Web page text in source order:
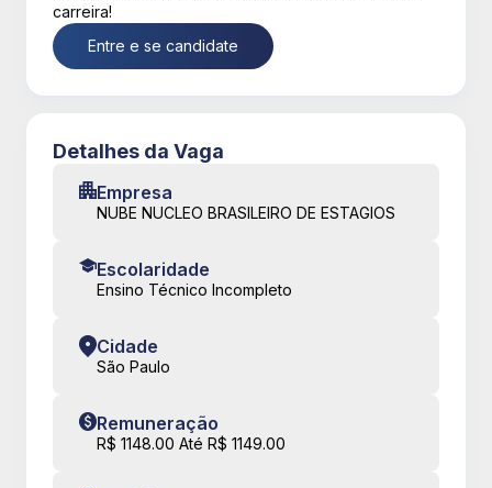
carreira!
Entre e se candidate
Detalhes da Vaga
Empresa
NUBE NUCLEO BRASILEIRO DE ESTAGIOS
Escolaridade
Ensino Técnico Incompleto
Cidade
São Paulo
Remuneração
R$ 1148.00 Até R$ 1149.00